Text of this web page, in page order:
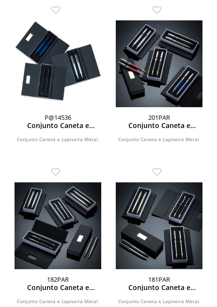
P@14536
Conjunto Caneta e
Conjunto Caneta e Lapiseira Metal.
201PAR
Conjunto Caneta e
Conjunto Caneta e Lapiseira Metal.
182PAR
Conjunto Caneta e
Conjunto Caneta e Lapiseira Metal.
181PAR
Conjunto Caneta e
Conjunto Caneta e Lapiseira Metal.